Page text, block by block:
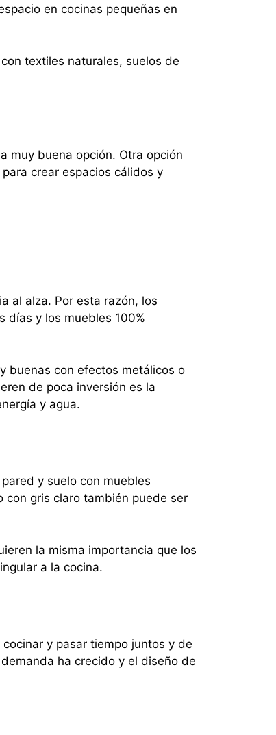
en cocinas pequeñas en
textiles naturales, suelos de
muy buena opción. Otra opción
crear espacios cálidos y
al alza. Por esta razón, los
días y los muebles 100%
buenas con efectos metálicos o
de poca inversión es la
y agua.
y suelo con muebles
con gris claro también puede ser
la misma importancia que los
a la cocina.
y pasar tiempo juntos y de
ha crecido y el diseño de